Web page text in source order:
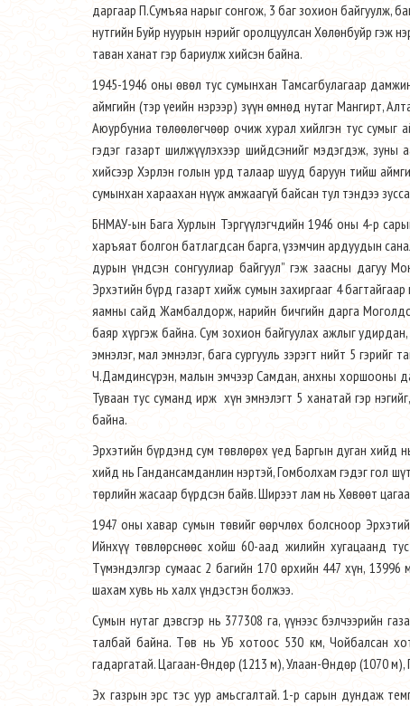
даргаар П.Сумъяа нарыг сонгож, 3 баг зохион байгуулж,
нутгийн Буйр нуурын нэрийг оролцуулсан Хөлөнбуйр гэж
таван ханат гэр бариулж хийсэн байна.
1945-1946 оны өвөл тус сумынхан Тамсагбулагаар
аймгийн (тэр үеийн нэрээр) зүүн өмнөд нутаг Мангирт,
Аюурбуниа төлөөлөгчөөр очиж хурал хийлгэн тус
гэдэг газарт шилжүүлэхээр шийдсэнийг мэдэгдэж,
хийсээр Хэрлэн голын урд талаар шууд баруун тийш
сумынхан хараахан нүүж амжаагүй байсан тул тэндээ
БНМАУ-ын Бага Хурлын Тэргүүлэгчдийн 1946 оны 4-р
харъяат болгон батлагдсан барга, үзэмчин ардуудын
дурын үндсэн сонгуулиар байгуул” гэж заасны
Эрхэтийн бүрд газарт хийж сумын захиргааг 4
яамны сайд Жамбалдорж, нарийн бичгийн дарга
баяр хүргэж байна. Сум зохион байгуулах ажлыг
эмнэлэг, мал эмнэлэг, бага сургууль зэрэгт нийт 5 гэрийг
Ч.Дамдинсүрэн, малын эмчээр Самдан, анхны хоршооны
Туваан тус суманд ирж хүн эмнэлэгт 5 ханатай гэр
байна.
Эрхэтийн бүрдэнд сум төвлөрөх үед Баргын дуган хийд
хийд нь Гандансамданлин нэртэй, Гомболхам гэдэг гол
төрлийн жасаар бүрдсэн байв. Ширээт лам нь Хөвөөт
1947 оны хавар сумын төвийг өөрчлөх болсноор
Ийнхүү төвлөрснөөс хойш 60-аад жилийн хугацаанд
Түмэндэлгэр сумаас 2 багийн 170 өрхийн 447 хүн,
шахам хувь нь халх үндэстэн болжээ.
Сумын нутаг дэвсгэр нь 377308 га, үүнээс бэлчээрийн
талбай байна. Төв нь УБ хотоос 530 км, Чойбалсан
гадаргатай. Цагаан-Өндөр (1213 м), Улаан-Өндөр (1070
Эх газрын эрс тэс уур амьсгалтай. 1-р сарын дундаж